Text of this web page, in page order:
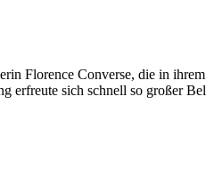
Florence Converse, die in
sich schnell so großer